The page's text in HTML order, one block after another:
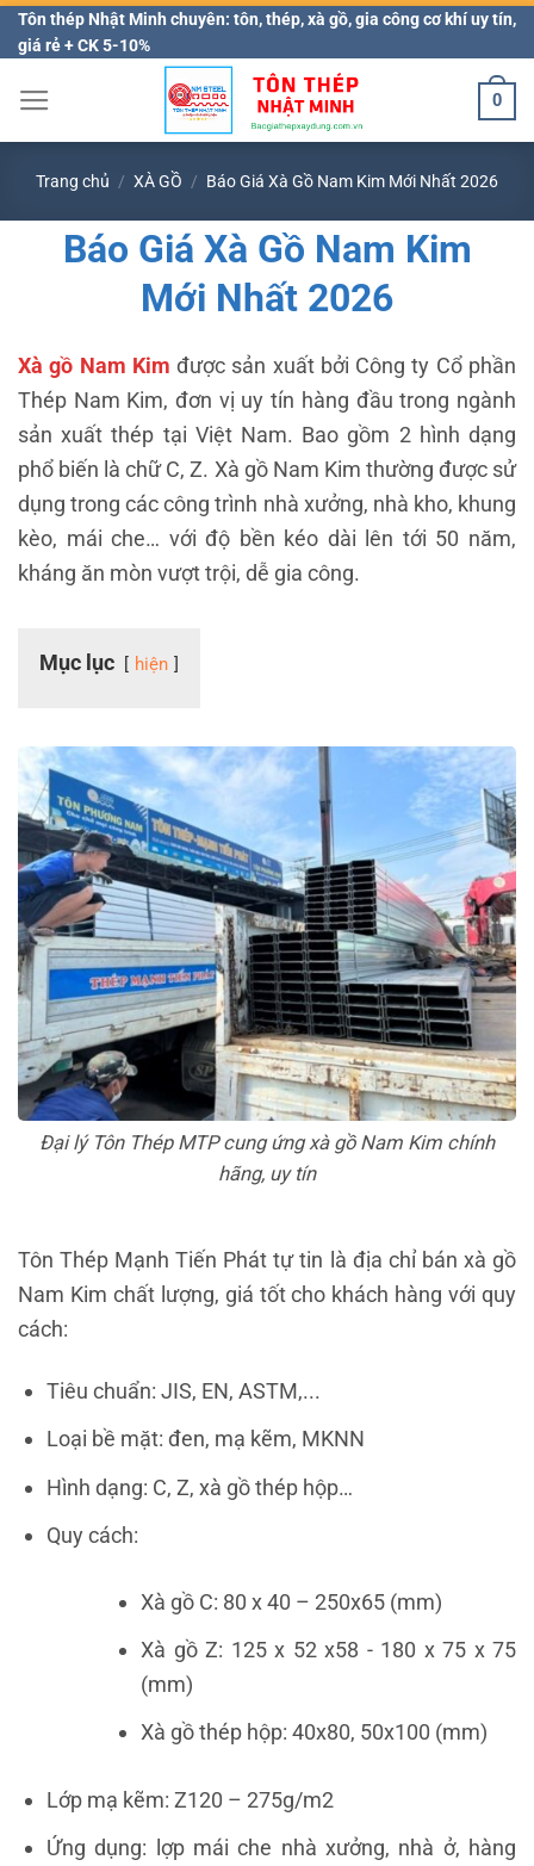
Bỏ
qua
nội
Tôn thép Nhật Minh chuyên: tôn, thép, xà gồ, gia công cơ khí uy tín,
giá rẻ + CK 5-10%
0
Trang chủ / XÀ GỒ / Báo Giá Xà Gồ Nam Kim Mới Nhất 2026
Báo Giá Xà Gồ Nam Kim
Mới Nhất 2026
Xà gồ Nam Kim được sản xuất bởi Công ty Cổ phần
Thép Nam Kim, đơn vị uy tín hàng đầu trong ngành
sản xuất thép tại Việt Nam. Bao gồm 2 hình dạng
phổ biến là chữ C, Z. Xà gồ Nam Kim thường được sử
dụng trong các công trình nhà xưởng, nhà kho, khung
kèo, mái che… với độ bền kéo dài lên tới 50 năm,
kháng ăn mòn vượt trội, dễ gia công.
Mục lục hiện
Đại lý Tôn Thép MTP cung ứng xà gồ Nam Kim chính
hãng, uy tín
Tôn Thép Mạnh Tiến Phát tự tin là địa chỉ bán xà gồ
Nam Kim chất lượng, giá tốt cho khách hàng với quy
cách:
Tiêu chuẩn: JIS, EN, ASTM,...
Loại bề mặt: đen, mạ kẽm, MKNN
Hình dạng: C, Z, xà gồ thép hộp…
Quy cách:
Xà gồ C: 80 x 40 – 250x65 (mm)
Xà gồ Z: 125 x 52 x58 - 180 x 75 x 75
(mm)
Xà gồ thép hộp: 40x80, 50x100 (mm)
Lớp mạ kẽm: Z120 – 275g/m2
Ứng dụng: lợp mái che nhà xưởng, nhà ở, hàng